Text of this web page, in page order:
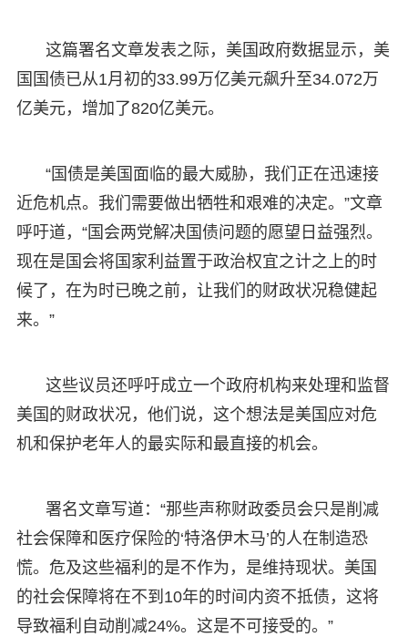
这篇署名文章发表之际，美国政府数据显示，美
国国债已从1月初的33.99万亿美元飙升至34.072万
亿美元，增加了820亿美元。
“国债是美国面临的最大威胁，我们正在迅速接
近危机点。我们需要做出牺牲和艰难的决定。”文章
呼吁道，“国会两党解决国债问题的愿望日益强烈。
现在是国会将国家利益置于政治权宜之计之上的时
候了，在为时已晚之前，让我们的财政状况稳健起
来。”
这些议员还呼吁成立一个政府机构来处理和监督
美国的财政状况，他们说，这个想法是美国应对危
机和保护老年人的最实际和最直接的机会。
署名文章写道：“那些声称财政委员会只是削减
社会保障和医疗保险的‘特洛伊木马’的人在制造恐
慌。危及这些福利的是不作为，是维持现状。美国
的社会保障将在不到10年的时间内资不抵债，这将
导致福利自动削减24%。这是不可接受的。”